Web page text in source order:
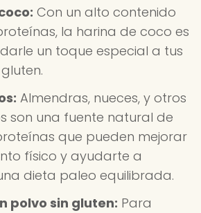
Con un alto contenido
la harina de coco es
un toque especial a tus
Almendras, nueces, y otros
son una fuente natural de
que pueden mejorar
físico y ayudarte a
dieta paleo equilibrada.
polvo sin gluten: Para